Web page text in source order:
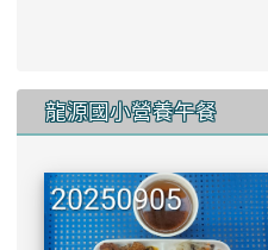
龍源國小營養午餐